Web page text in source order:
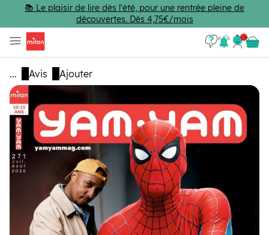
Passer au contenu principal
📚 Le plaisir de lire dès l'été, pour une rentrée pleine de
découvertes. Dès 4,75€/mois
Se
...
Avis Ajouter